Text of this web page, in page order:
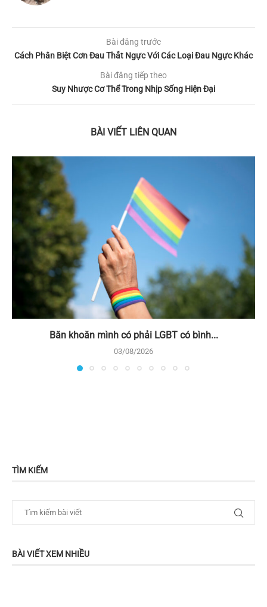
Bài đăng trước
Cách Phân Biệt Cơn Đau Thắt Ngực Với Các Loại Đau Ngực Khác
Bài đăng tiếp theo
Suy Nhược Cơ Thể Trong Nhịp Sống Hiện Đại
BÀI VIẾT LIÊN QUAN
Băn khoăn mình có phải LGBT có bình...
03/08/2026
TÌM KIẾM
BÀI VIẾT XEM NHIỀU